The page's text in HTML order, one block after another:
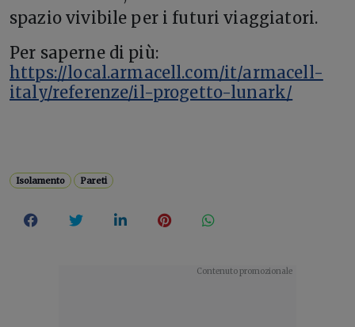
spazio vivibile per i futuri viaggiatori.
Per saperne di più:
https://local.armacell.com/it/armacell-
italy/referenze/il-progetto-lunark/
Isolamento Pareti